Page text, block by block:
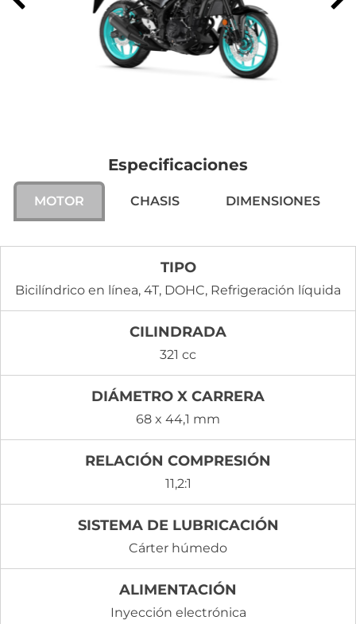
Especificaciones
MOTOR CHASIS DIMENSIONES
TIPO
Bicilíndrico en línea, 4T, DOHC, Refrigeración líquida
CILINDRADA
321 cc
DIÁMETRO X CARRERA
68 x 44,1 mm
RELACIÓN COMPRESIÓN
11,2:1
SISTEMA DE LUBRICACIÓN
Cárter húmedo
ALIMENTACIÓN
Inyección electrónica